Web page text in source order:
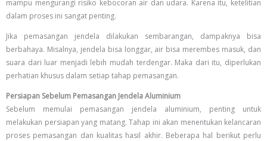
mampu mengurangi risiko kebocoran air dan udara. Karena itu, ketelitian
dalam proses ini sangat penting.
Jika pemasangan jendela dilakukan sembarangan, dampaknya bisa
berbahaya. Misalnya, jendela bisa longgar, air bisa merembes masuk, dan
suara dari luar menjadi lebih mudah terdengar. Maka dari itu, diperlukan
perhatian khusus dalam setiap tahap pemasangan.
Persiapan Sebelum Pemasangan Jendela Aluminium
Sebelum memulai pemasangan jendela aluminium, penting untuk
melakukan persiapan yang matang. Tahap ini akan menentukan kelancaran
proses pemasangan dan kualitas hasil akhir. Beberapa hal berikut perlu